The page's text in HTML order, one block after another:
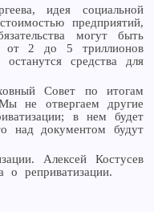
идея социальной
предприятий,
могут быть
— от 2 до 5 триллионов
средства для
Совет по итогам
не отвергаем другие
в нем будет
над документом будут
Алексей Костусев
реприватизации.